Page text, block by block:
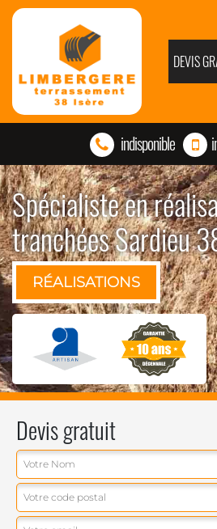
DEVIS
indisponible
Spécialiste en
tranchées Sardieu
RÉALISATIONS
Devis gratuit